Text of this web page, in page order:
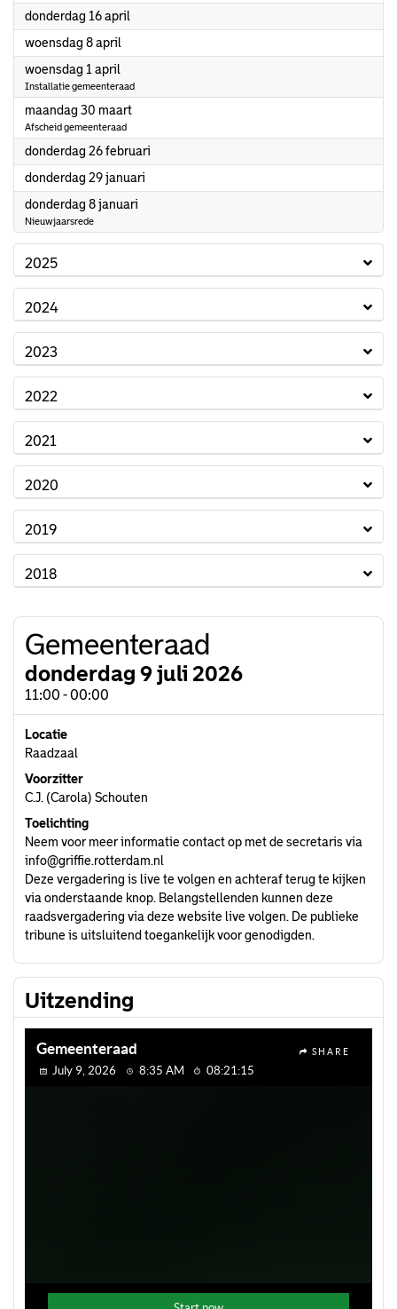
donderdag 16 april
woensdag 8 april
woensdag 1 april
Installatie gemeenteraad
maandag 30 maart2026
Afscheid gemeenteraad
donderdag 26 februari
donderdag 29 januari
donderdag 8 januari
Nieuwjaarsrede
2025
2024
2023
2022
2021
2020
2019
2018
Gemeenteraad
donderdag 9 juli 2026
11:00 - 00:00
Locatie
Raadzaal
Voorzitter
C.J. (Carola) Schouten
Toelichting
Neem voor meer informatie contact op met de secretaris via
info@griffie.rotterdam.nl
Deze vergadering is live te volgen en achteraf terug te kijken
via onderstaande knop. Belangstellenden kunnen deze
raadsvergadering via deze website live volgen. De publieke
tribune is uitsluitend toegankelijk voor genodigden.
Uitzending